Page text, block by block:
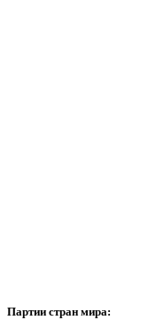
Партии стран мира: